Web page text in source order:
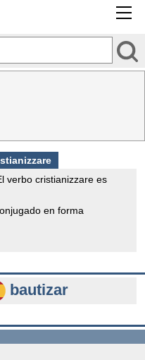
verbo cristianizzare es
en forma
bautizar